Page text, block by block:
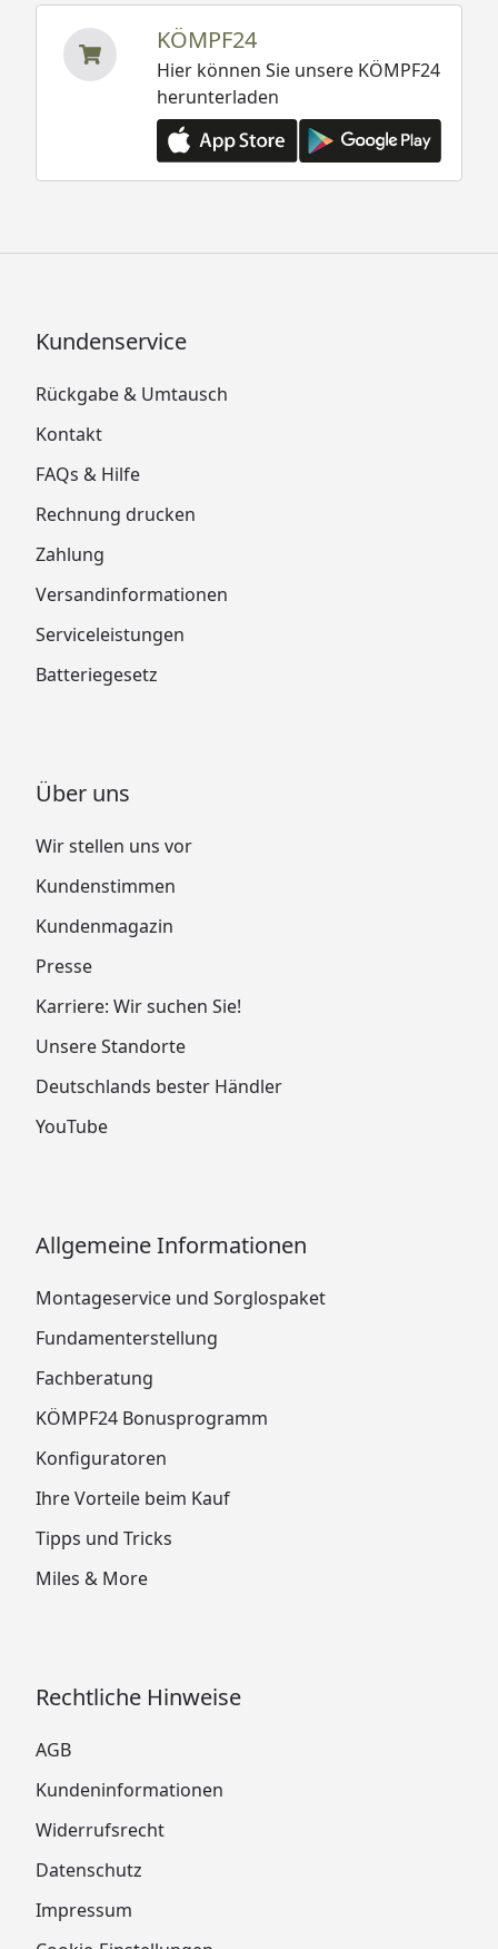
KÖMPF24
Hier können Sie unsere KÖMPF24
herunterladen
Kundenservice
Rückgabe & Umtausch
Kontakt
FAQs & Hilfe
Rechnung drucken
Zahlung
Versandinformationen
Serviceleistungen
Batteriegesetz
Über uns
Wir stellen uns vor
Kundenstimmen
Kundenmagazin
Presse
Karriere: Wir suchen Sie!
Unsere Standorte
Deutschlands bester Händler
YouTube
Allgemeine Informationen
Montageservice und Sorglospaket
Fundamenterstellung
Fachberatung
KÖMPF24 Bonusprogramm
Konfiguratoren
Ihre Vorteile beim Kauf
Tipps und Tricks
Miles & More
Rechtliche Hinweise
AGB
Kundeninformationen
Widerrufsrecht
Datenschutz
Impressum